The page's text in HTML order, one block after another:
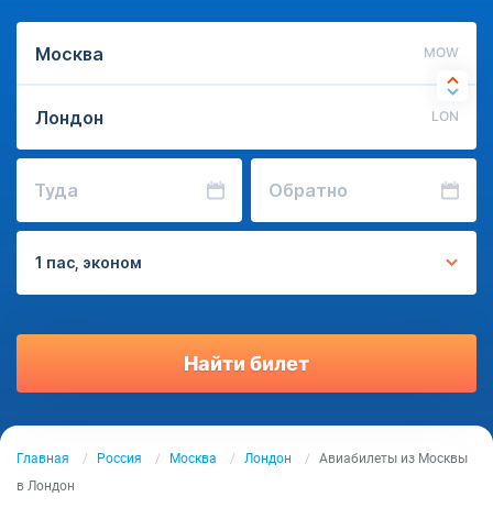
MOW
LON
Туда Обратно
1 пас, эконом
Найти билет
Главная Россия Москва Лондон
Авиабилеты из Москвы
в Лондон